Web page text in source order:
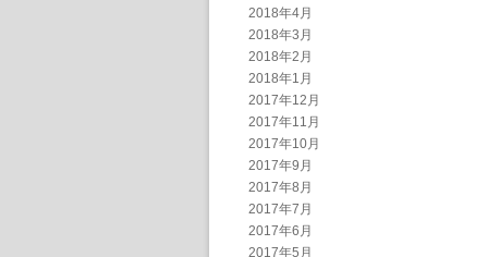
2018年4月
2018年3月
2018年2月
2018年1月
2017年12月
2017年11月
2017年10月
2017年9月
2017年8月
2017年7月
2017年6月
2017年5月